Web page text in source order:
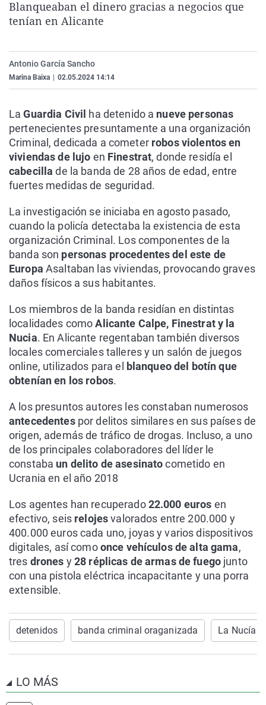
La rosa de los vientos
Como el perro y el
Caso
Equipo de
Extremadura
La Rioja
País Vasco
Virales
Elecciones
Blanqueaban el dinero gracias a negocios que
tenían en Alicante
Antonio García Sancho
Marina Baixa 02.05.2024 14:14
La Guardia Civil ha detenido a nueve personas
pertenecientes presuntamente a una organización
Criminal, dedicada a cometer robos violentos en
viviendas de lujo en Finestrat, donde residía el
cabecillade la banda de 28 años de edad, entre
fuertes medidas de seguridad.
La investigación se iniciaba en agosto pasado,
cuando la policía detectaba la existencia de esta
organización Criminal. Los componentes de la
banda son personas procedentes del este de
Europa Asaltaban las viviendas, provocando graves
daños físicos a sus habitantes.
Los miembros de la banda residían en distintas
localidades comoAlicante Calpe, Finestrat y la
Nucia. En Alicante regentaban también diversos
locales comerciales talleres y un salón de juegos
online, utilizados para el
blanqueo del botín que
obtenían en los robos.
A los presuntos autores les constaban numerosos
antecedentes por delitos similares en sus países de
origen, además de tráfico de drogas. Incluso, a uno
de los principales colaboradores del líder le
constaba un delito de asesinatocometido en
Ucrania en el año 2018
Los agentes han recuperado22.000 euros en
efectivo, seis relojesvalorados entre 200.000 y
400.000 euros cada uno, joyas y varios dispositivos
digitales, así comoonce vehículos de alta gama,
tres drones y28 réplicas de armas de fuego junto
con una pistola eléctrica incapacitante y una porra
extensible.
detenidos banda criminal oraganizada La Nucía
LO MÁS